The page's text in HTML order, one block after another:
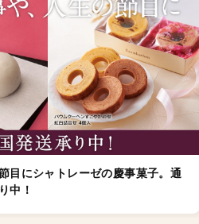
目にシャトレーゼの慶事菓子。通
中！